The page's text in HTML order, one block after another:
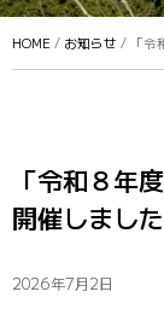
HOME / お知らせ / 「令
「令和８年
開催しました
2026年7月2日